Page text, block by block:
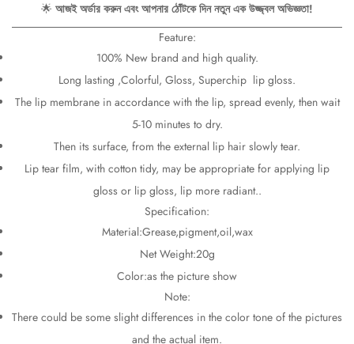
🌟 আজই অর্ডার করুন এবং আপনার ঠোঁটকে দিন নতুন এক উজ্জ্বল অভিজ্ঞতা!
Feature:
100% New brand and high quality.
Long lasting ,Colorful, Gloss, Superchip lip gloss.
The lip membrane in accordance with the lip, spread evenly, then wait
5-10 minutes to dry.
Then its surface, from the external lip hair slowly tear.
Lip tear film, with cotton tidy, may be appropriate for applying lip
gloss or lip gloss, lip more radiant..
Specification:
Material:Grease,pigment,oil,wax
Net Weight:20g
Color:as the picture show
Note:
There could be some slight differences in the color tone of the pictures
and the actual item.